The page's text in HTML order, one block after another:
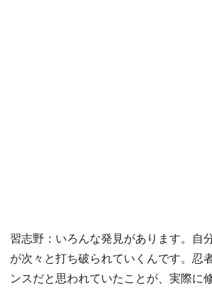
習志野：いろんな発見があります。自
が次々と打ち破られていくんです。忍
ンスだと思われていたことが、実際に